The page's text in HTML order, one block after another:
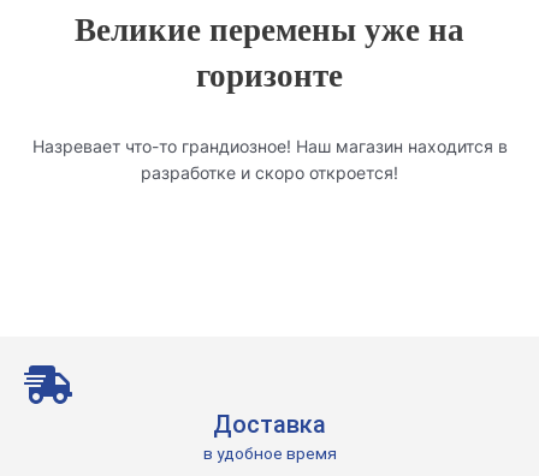
Великие перемены уже на
горизонте
Назревает что-то грандиозное! Наш магазин находится в
разработке и скоро откроется!
Доставка
в удобное время